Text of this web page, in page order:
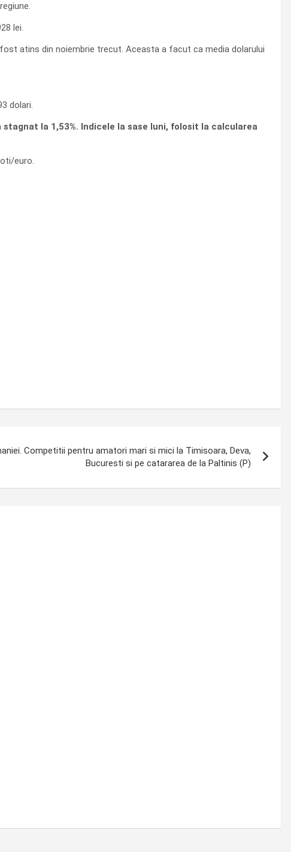
lei.
atins din noiembrie trecut. Aceasta a facut ca media dolarului
dolari.
la 1,53%. Indicele la sase luni, folosit la calcularea
euro.
Competitii pentru amatori mari si mici la Timisoara, Deva,
Bucuresti si pe catararea de la Paltinis (P)